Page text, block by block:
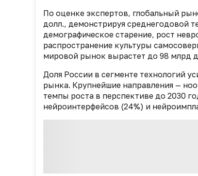
По оценке экспертов, глобальный
долл., демонстрируя среднегодовой
демографическое старение, рост
распространение культуры
мировой рынок вырастет до 98 млрд
Доля России в сегменте технологий
рынка. Крупнейшие направления —
темпы роста в перспективе до 2030
нейроинтерфейсов (24%) и